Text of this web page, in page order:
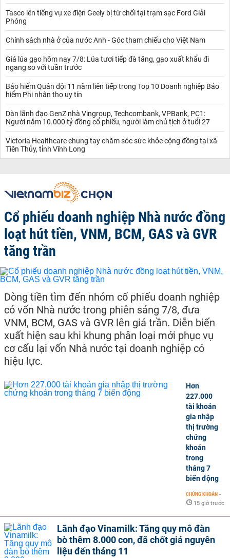
Tasco lên tiếng vụ xe điện Geely bị từ chối tại trạm sạc Ford Giải
Phóng
Chính sách nhà ở của nước Anh - Góc tham chiếu cho Việt Nam
Giá lúa gạo hôm nay 7/8: Lúa tươi tiếp đà tăng, gạo xuất khẩu đi
ngang so với tuần trước
Bảo hiểm Quân đội 11 năm liên tiếp trong Top 10 Doanh nghiệp Bảo
hiểm Phi nhân thọ uy tín
Dàn lãnh đạo GenZ nhà Vingroup, Techcombank, VPBank, PC1:
Người nắm 10.000 tỷ đồng cổ phiếu, người làm chủ tịch ở tuổi 27
Victoria Healthcare chung tay chăm sóc sức khỏe cộng đồng tại xã
Tiên Thủy, tỉnh Vĩnh Long
Cổ phiếu doanh nghiệp Nhà nước đồng
loạt hút tiền, VNM, BCM, GAS và GVR
tăng trần
Dòng tiền tìm đến nhóm cổ phiếu doanh nghiệp
có vốn Nhà nước trong phiên sáng 7/8, đưa
VNM, BCM, GAS và GVR lên giá trần. Diễn biến
xuất hiện sau khi khung phân loại mới phục vụ
cơ cấu lại vốn Nhà nước tại doanh nghiệp có
hiệu lực.
Hơn
227.000
tài khoản
gia nhập
thị trường
chứng
khoán
trong
tháng 7
biến động
CHỨNG KHOÁN -
15 giờ trước
Lãnh đạo Vinamilk: Tăng quy mô đàn
bò thêm 8.000 con, đã chốt giá nguyên
liệu đến tháng 11